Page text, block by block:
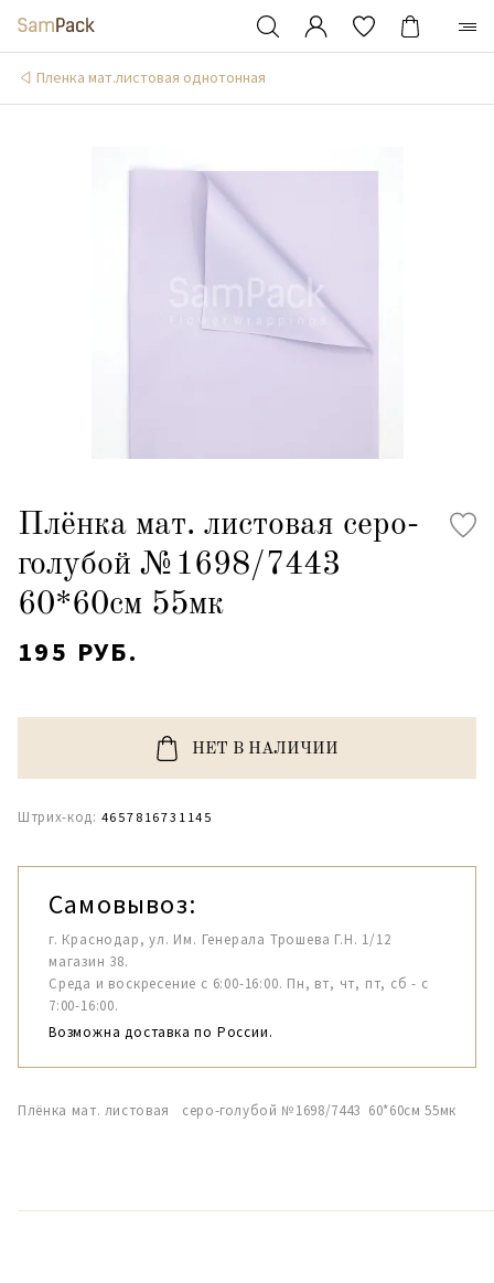
Пленка мат.листовая однотонная
Плёнка мат. листовая серо-
голубой №1698/7443
60*60см 55мк
195 РУБ.
НЕТ В НАЛИЧИИ
Штрих-код: 4657816731145
Самовывоз:
г. Краснодар, ул. Им. Генерала Трошева Г.Н. 1/12
магазин 38.
Среда и воскресение с 6:00-16:00. Пн, вт, чт, пт, сб - с
7:00-16:00.
Возможна доставка по России.
Плёнка мат. листовая серо-голубой №1698/7443 60*60см 55мк